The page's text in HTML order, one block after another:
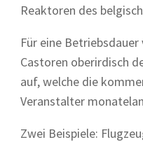
Reaktoren des
Für eine
Castoren oberirdisch
auf, welche die
Veranstalter
Zwei Beispiele: